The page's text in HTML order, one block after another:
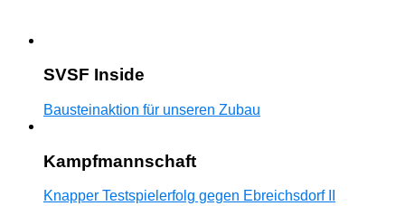
SVSF Inside
Bausteinaktion für unseren Zubau
Kampfmannschaft
Knapper Testspielerfolg gegen Ebreichsdorf II